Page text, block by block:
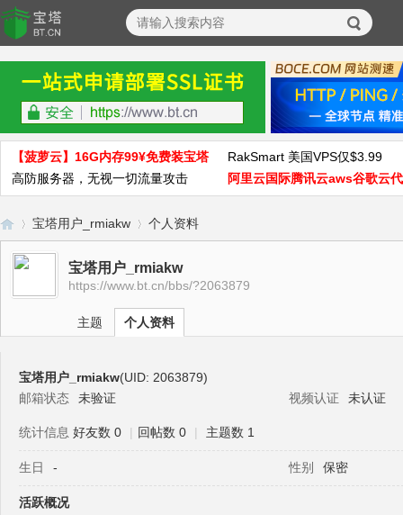
【菠萝云】16G内存99¥免费装宝塔
RakSmart 美国VPS仅$3.99
高防服务器，无视一切流量攻击
阿里云国际腾讯云aws谷歌云
宝›
宝塔用户_rmiakw 个人资料
宝塔用户_rmiakw
https://www.bt.cn/bbs/?2063879
主题 个人资料
宝塔用户_rmiakw(UID: 2063879)
邮箱状态
未验证 视频认证 未认证
统计信息 好友数 0 | 回帖数 0 | 主题数 1
生日 - 性别 保密
活跃概况